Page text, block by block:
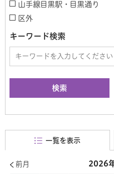
山手線目黒駅・目黒通り
区外
キーワード検索
一覧を表示
前月 2026